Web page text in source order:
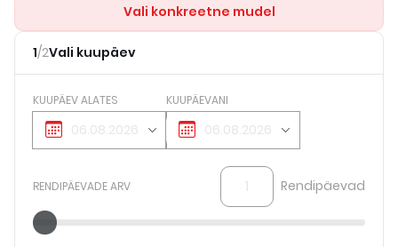
Vali konkreetne mudel
1/2Vali kuupäev
KUUPÄEV ALATES KUUPÄEVANI
RENDIPÄEVADE ARV Rendipäevad